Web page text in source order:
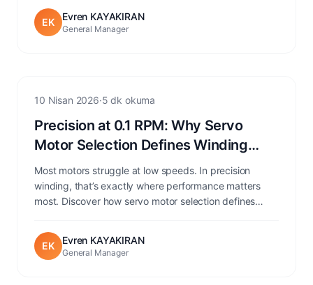
gearboxes, water cooling, and transmission losses to
deliver ultra-precise, energy-efficient direct drive
performance from 0.1 rpm.
EK Evren KAYAKIRAN
General Manager
Servo Application
10 Nisan 2026·5 dk okuma
Precision at 0.1 RPM: Why Servo
Motor Selection Defines Winding
Quality
Most motors struggle at low speeds. In precision
winding, that’s exactly where performance matters
most. Discover how servo motor selection defines
EK Evren KAYAKIRAN
General Manager